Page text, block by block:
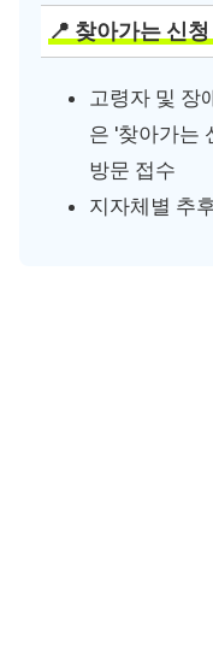
📍 찾아가는 신
고령자 및 장
은 '찾아가는
방문 접수
지자체별 추